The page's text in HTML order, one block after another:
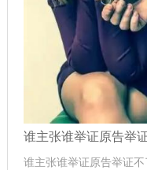
谁主张谁举证原告举
谁主张谁举证原告举证